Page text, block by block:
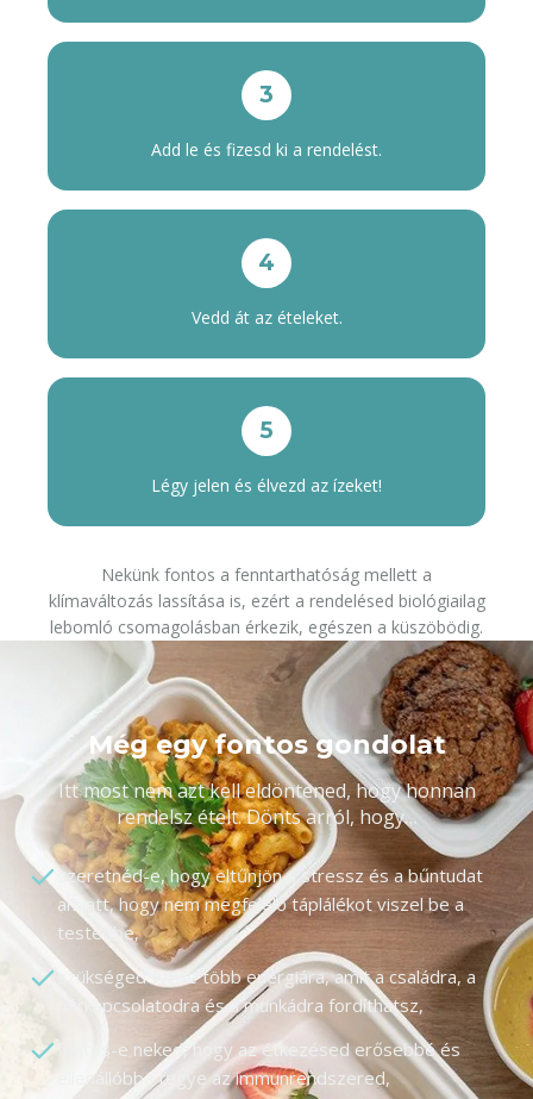
3
Add le és fizesd ki a rendelést.
4
Vedd át az ételeket.
5
Légy jelen és élvezd az ízeket!
Nekünk fontos a fenntarthatóság mellett a
klímaváltozás lassítása is, ezért a rendelésed biológiailag
lebomló csomagolásban érkezik, egészen a küszöbödig.
Még egy fontos gondolat
Itt most nem azt kell eldöntened, hogy honnan
rendelsz ételt. Dönts arról, hogy…
szeretnéd-e, hogy eltűnjön a stressz és a bűntudat
amiatt, hogy nem megfelelő táplálékot viszel be a
testedbe,
szükséged van-e több energiára, amit a családra, a
párkapcsolatodra és a munkádra fordíthatsz,
fontos-e neked, hogy az étkezésed erősebbé és
ellenállóbbá tegye az immunrendszered,